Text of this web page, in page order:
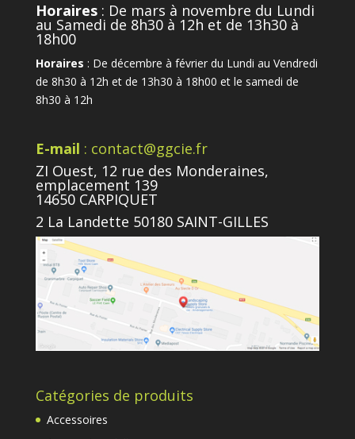
Horaires: De mars à novembre du Lundi
au Samedi de 8h30 à 12h et de 13h30 à
18h00
Horaires : De décembre à février du Lundi au Vendredi
de 8h30 à 12h et de 13h30 à 18h00 et le samedi de
8h30 à 12h
E-mail : contact@ggcie.fr
ZI Ouest, 12 rue des Monderaines,
emplacement 139
14650 CARPIQUET
2 La Landette 50180 SAINT-GILLES
Catégories de produits
Accessoires